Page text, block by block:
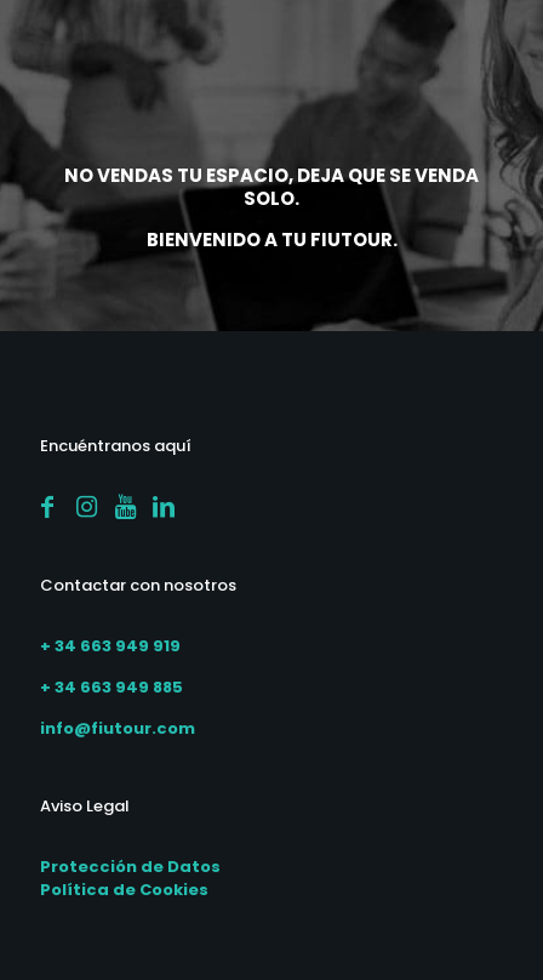
NO VENDAS TU ESPACIO, DEJA QUE SE VENDA
SOLO.
BIENVENIDO A TU FIUTOUR.
Encuéntranos aquí
Contactar con nosotros
+ 34 663 949 919
+ 34 663 949 885
info@fiutour.com
Aviso Legal
Protección de Datos
Política de Cookies